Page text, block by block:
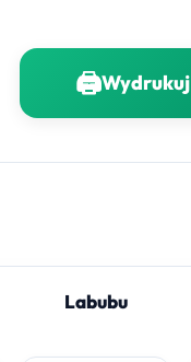
🖨️Wydrukuj
Labubu